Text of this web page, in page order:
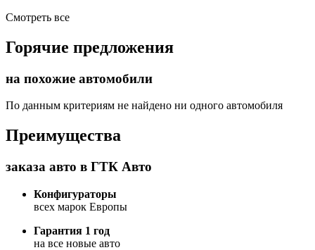
Смотреть все
Горячие предложения
на похожие автомобили
По данным критериям не найдено ни одного автомобиля
Преимущества
заказа авто в ГТК Авто
Конфигураторы
всех марок Европы
Гарантия 1 год
на все новые авто